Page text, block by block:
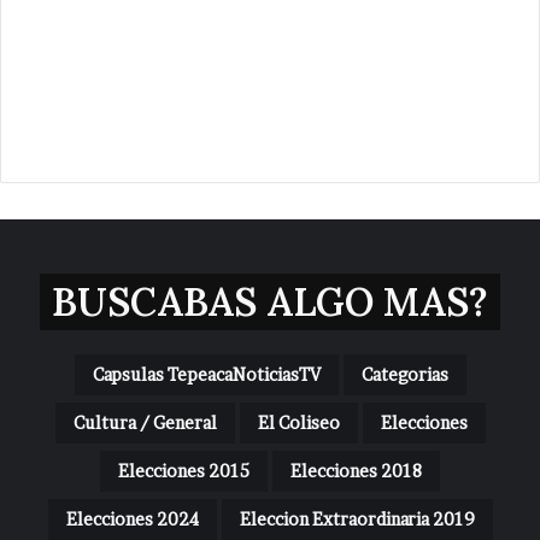
BUSCABAS ALGO MAS?
Capsulas TepeacaNoticiasTV Categorias
Cultura / General El Coliseo Elecciones
Elecciones 2015 Elecciones 2018
Elecciones 2024 Eleccion Extraordinaria 2019